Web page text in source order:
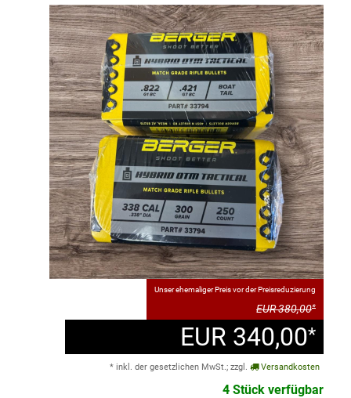
Unser ehemaliger Preis vor der Preisreduzierung
EUR 380,00*
EUR 340,00*
* inkl. der gesetzlichen MwSt.; zzgl. Versandkosten
4 Stück verfügbar